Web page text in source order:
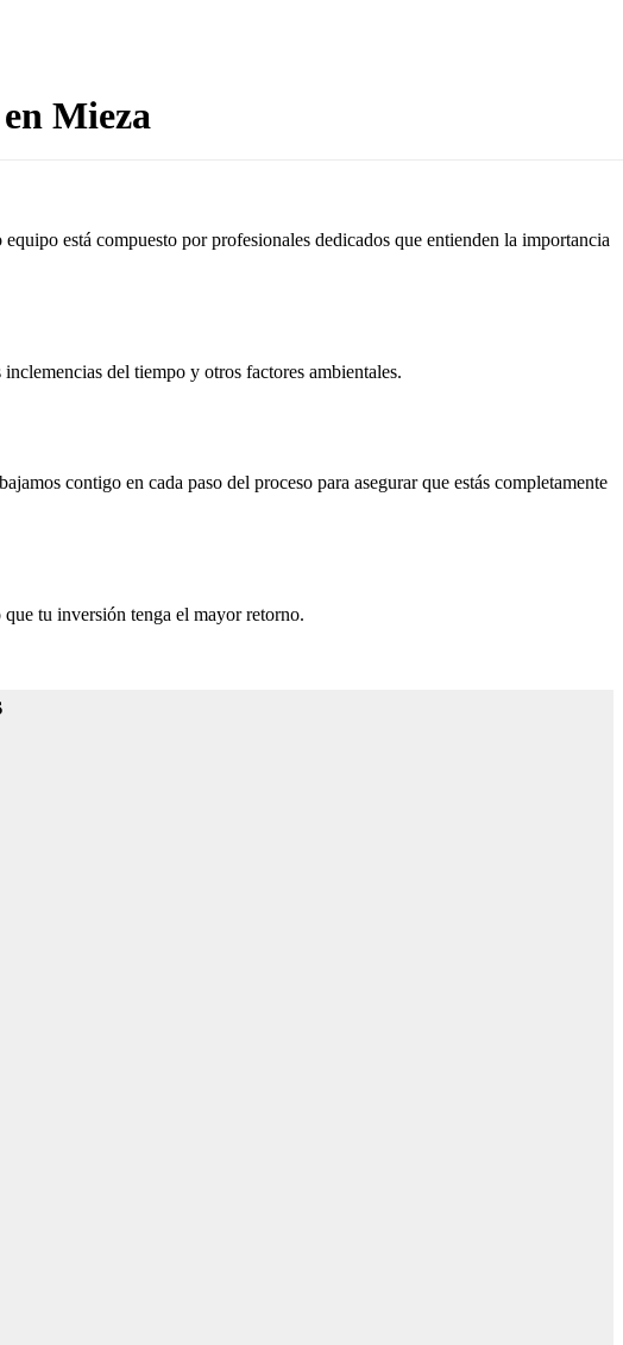
Mieza
está compuesto por profesionales dedicados que entienden la importancia
del tiempo y otros factores ambientales.
contigo en cada paso del proceso para asegurar que estás completamente
tu inversión tenga el mayor retorno.